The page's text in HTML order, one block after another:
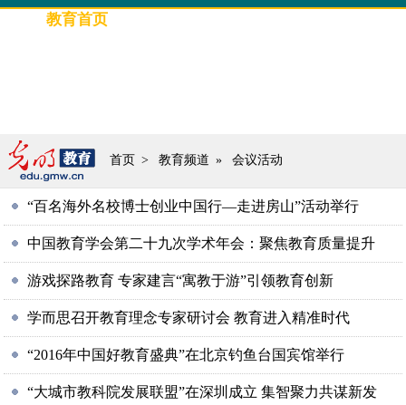
教育首页
首页 > 教育频道 » 会议活动
“百名海外名校博士创业中国行—走进房山”活动举行
中国教育学会第二十九次学术年会：聚焦教育质量提升
游戏探路教育 专家建言“寓教于游”引领教育创新
学而思召开教育理念专家研讨会 教育进入精准时代
“2016年中国好教育盛典”在北京钓鱼台国宾馆举行
“大城市教科院发展联盟”在深圳成立 集智聚力共谋新发